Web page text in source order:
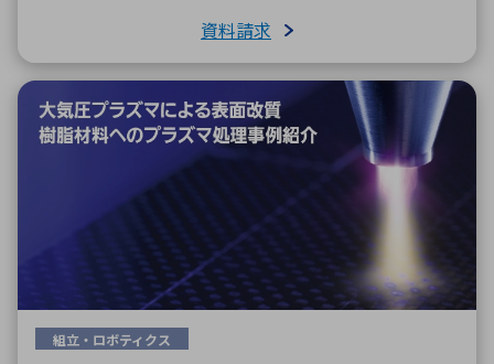
資料請求
組立・ロボティクス